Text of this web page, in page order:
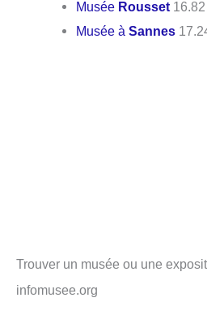
Musée Rousset
Musée àSannes
Trouver un musée ou une
infomusee.org